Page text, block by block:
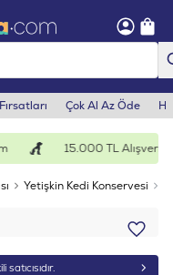
Çok Al Az Öde
15.000 TL Alışverişe
Yetişkin Kedi Konservesi
satıcısıdır.